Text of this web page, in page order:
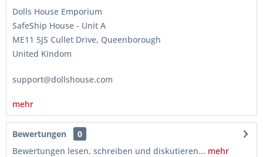
Dolls House Emporium
SafeShip House - Unit A
ME11 5JS Cullet Drive, Queenborough
United Kindom
support@dollshouse.com
mehr
Bewertungen
0
Bewertungen lesen, schreiben und diskutieren... mehr